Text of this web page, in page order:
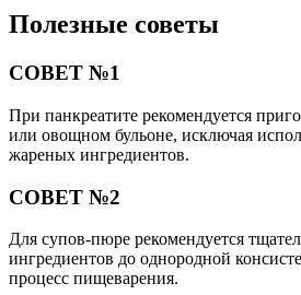
Полезные советы
СОВЕТ №1
При панкреатите рекомендуется
или овощном бульоне, исключая
жареных ингредиентов.
СОВЕТ №2
Для супов-пюре рекомендуется
ингредиентов до однородной
процесс пищеварения.